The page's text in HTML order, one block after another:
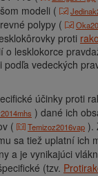
modeli (
polypy (
proti
o lesklokorce
podľa vedeckých
účinky proti
) dané ich
( Temizoz2016vap ).
sa tiež uplatní ich
a je vynikajúci
(tzv.